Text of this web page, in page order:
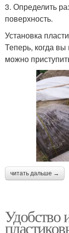
3. Определить
поверхность.
Установка
Теперь, когда
можно
читать дальше →
Удобство